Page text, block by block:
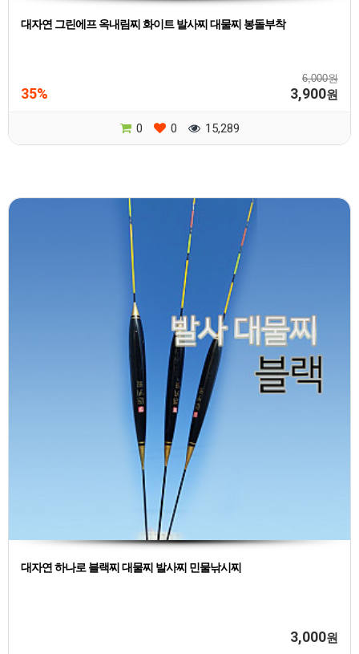
대자연 그린에프 옥내림찌 화이트 발사찌 대물찌 봉돌부착
6,000원
35% 3,900원
0 0 15,289
대자연 하나로 블랙찌 대물찌 발사찌 민물낚시찌
3,000원